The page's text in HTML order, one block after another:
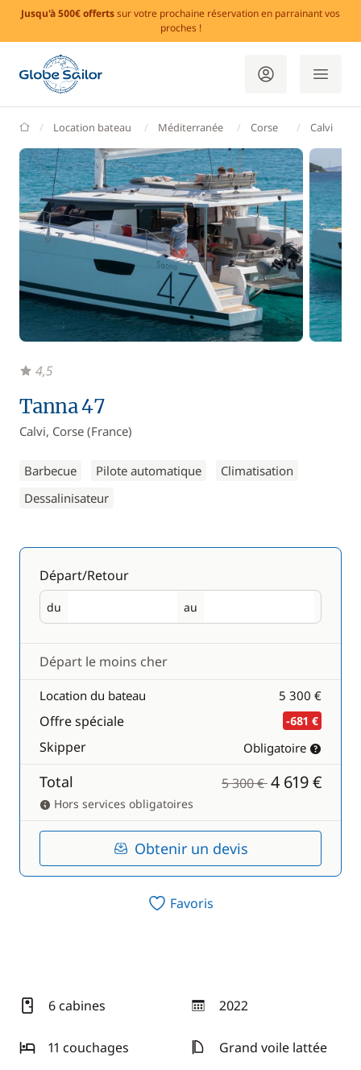
Jusqu'à 500€ offertssur votre prochaine réservation en parrainant vos
proches !
GlobeSailor
Location bateau Méditerranée Corse Calvi
Tanna 47
Calvi, Corse (France)
Barbecue Pilote automatique
Climatisation
Dessalinisateur
4,5
Départ/Retour
du
Départ au
Retour
Départ le moins cher
Location du bateau 5 300 €
Offre spéciale -681 €
Skipper Obligatoire
Total 5 300 €4 619 €
Hors services obligatoires
Obtenir un devis
Favoris
6 cabines 2022
année
11 couchages
Grand voile lattée